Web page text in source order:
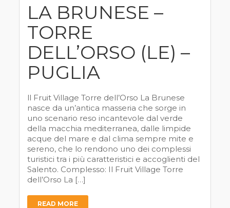
LA BRUNESE –
TORRE
DELL’ORSO (LE) –
PUGLIA
ll Fruit Village Torre dell’Orso La Brunese
nasce da un’antica masseria che sorge in
uno scenario reso incantevole dal verde
della macchia mediterranea, dalle limpide
acque del mare e dal clima sempre mite e
sereno, che lo rendono uno dei complessi
turistici tra i più caratteristici e accoglienti del
Salento. Complesso: Il Fruit Village Torre
dell’Orso La […]
READ MORE